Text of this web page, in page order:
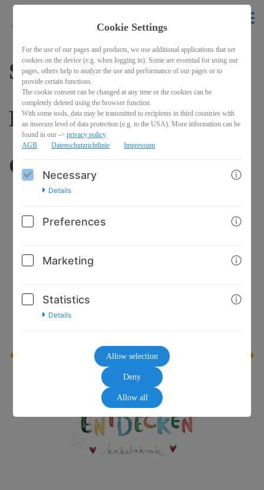
SET "Möget ihr..." (für
Paare, Familien,
Gruppen)
Cookie Settings
For the use of our pages and products, we use additional applications that set
cookies on the device (e.g. when logging in). Some are essential for using our
pages, others help to analyze the use and performance of our pages or to
provide certain functions.
The cookie consent can be changed at any time or the cookies can be
completely deleted using the browser function.
With some tools, data may be transmitted to recipients in third countries with
an insecure level of data protection (e.g. to the USA). More information can be
found in our ->privacy policy
AGB
Datenschutzrichtlinie Impressum
Necessary
Details
Preferences
Marketing
Statistics
Details
Allow selection
Deny
Allow all